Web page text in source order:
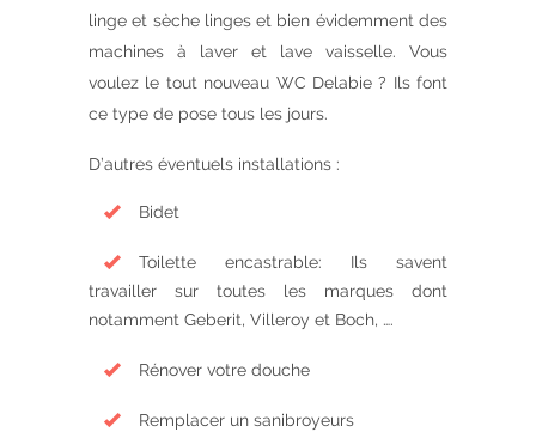
linge et sèche linges et bien évidemment des
machines à laver et lave vaisselle. Vous
voulez le tout nouveau WC Delabie ? Ils font
ce type de pose tous les jours.
D’autres éventuels installations :
Bidet
Toilette encastrable: Ils savent
travailler sur toutes les marques dont
notamment Geberit, Villeroy et Boch, ….
Rénover votre douche
Remplacer un sanibroyeurs